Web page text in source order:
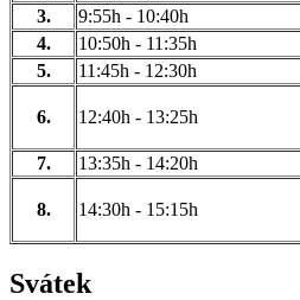
3.
9:55h - 10:40h
4.
10:50h - 11:35h
5.
11:45h - 12:30h
6. 12:40h - 13:25h
7. 13:35h - 14:20h
8. 14:30h - 15:15h
Svátek